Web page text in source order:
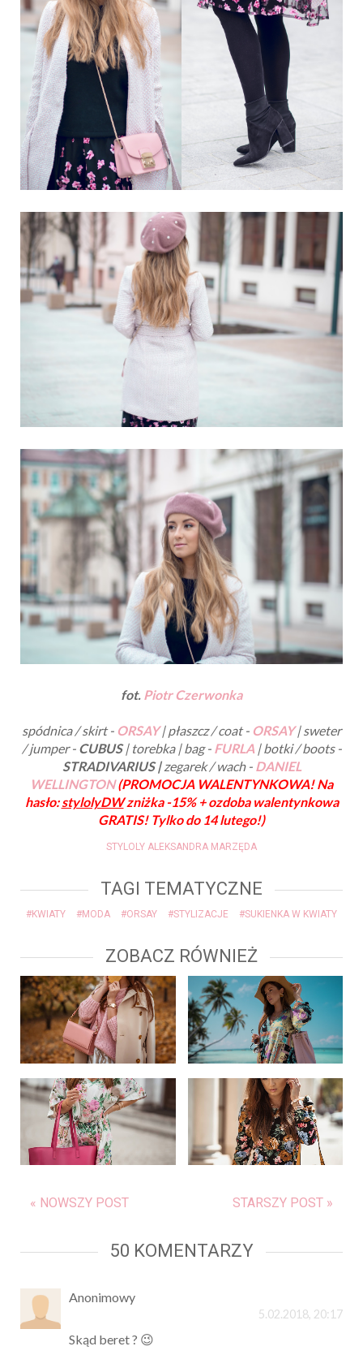
fot. Piotr Czerwonka
spódnica / skirt - ORSAY| płaszcz / coat - ORSAY| sweter
/ jumper - CUBUS| torebka | bag - FURLA| botki / boots -
STRADIVARIUS |zegarek / wach - DANIEL
WELLINGTON (PROMOCJA WALENTYNKOWA! Na
hasło:stylolyDWzniżka -15% + ozdoba walentynkowa
GRATIS! Tylko do 14 lutego!)
STYLOLY ALEKSANDRA MARZĘDA
TAGI TEMATYCZNE
#KWIATY #MODA #ORSAY #STYLIZACJE #SUKIENKA W KWIATY
ZOBACZ RÓWNIEŻ
« NOWSZY POST STARSZY POST »
50 KOMENTARZY
Anonimowy
5.02.2018, 20:17
Skąd beret ? 😉